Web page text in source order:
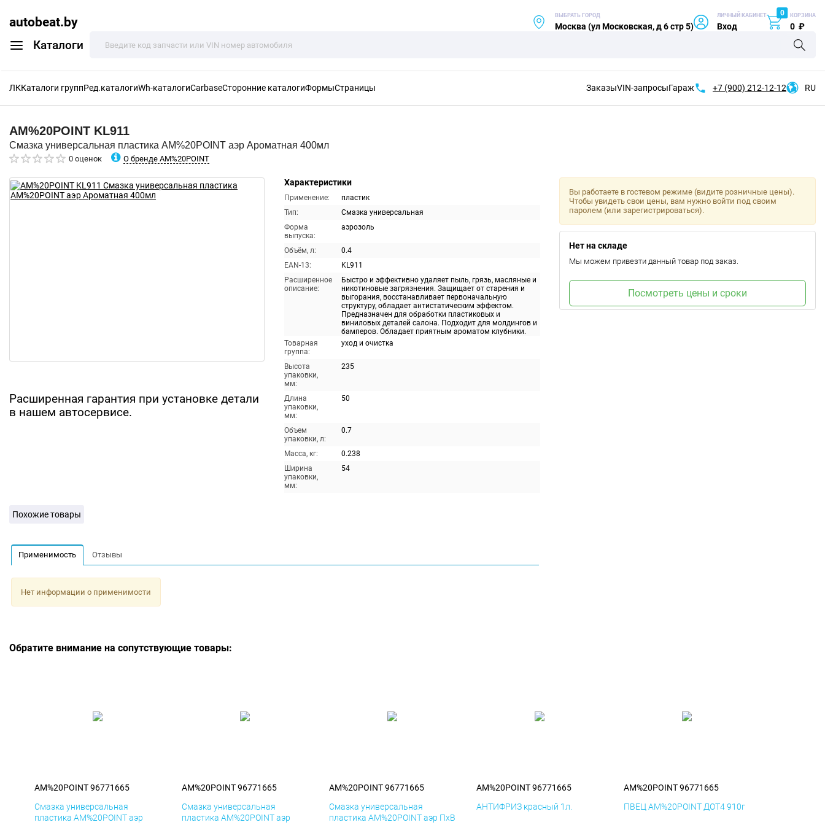
autobeat.by
Каталоги
ВЫБРАТЬ ГОРОД
Москва (ул Московская, д 6 стр 5)
ЛИЧНЫЙ КАБИНЕТ
Вход
0 КОРЗИНА
0 ₽
ЛККаталоги группРед.каталогиWh-каталогиCarbaseСторонние каталогиФормыСтраницы ЗаказыVIN-запросыГараж +7 (900) 212-12-12 RU
AM%20POINT KL911
Смазка универсальная пластика AM%20POINT аэр Ароматная 400мл
0 оценок О бренде AM%20POINT
Расширенная гарантия при установке детали
в нашем автосервисе.
Характеристики
Применение:
пластик
Тип:
Смазка универсальная
Форма
выпуска:
аэрозоль
Объём, л:
0.4
EAN-13:
KL911
Расширенное
описание:
Быстро и эффективно удаляет пыль, грязь, масляные и
никотиновые загрязнения. Защищает от старения и
выгорания, восстанавливает первоначальную
структуру, обладает антистатическим эффектом.
Предназначен для обработки пластиковых и
виниловых деталей салона. Подходит для молдингов и
бамперов. Обладает приятным ароматом клубники.
Товарная
группа:
уход и очистка
Высота
упаковки,
мм:
235
Длина
упаковки,
мм:
50
Объем
упаковки, л:
0.7
Масса, кг:
0.238
Ширина
упаковки,
мм:
54
Вы работаете в гостевом режиме (видите розничные цены).
Чтобы увидеть свои цены, вам нужно войти под своим
паролем (или зарегистрироваться).
Нет на складе
Мы можем привезти данный товар под заказ.
Посмотреть цены и сроки
Похожие товары
Применимость Отзывы
Нет информации о применимости
Обратите внимание на сопутствующие товары:
AM%20POINT 96771665
Смазка универсальная
пластика AM%20POINT аэр
AM%20POINT 96771665
Смазка универсальная
пластика AM%20POINT аэр
AM%20POINT 96771665
Смазка универсальная
пластика AM%20POINT аэр ПхВ
AM%20POINT 96771665
АНТИФРИЗ красный 1л.
AM%20POINT 96771665
ПВЕЦ AM%20POINT ДОТ4 910г